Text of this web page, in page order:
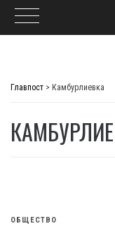
Главпост > Камбурлиевка
ОБЩЕСТВО